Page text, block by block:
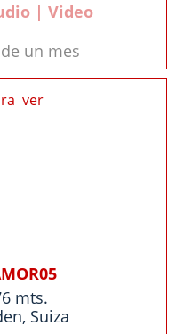
| Video
un mes
mts.
, Suiza